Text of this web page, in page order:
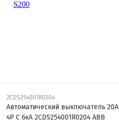
2CDS254001R0204
Автоматический выключатель 20А
4P C 6кА 2CDS254001R0204 ABB